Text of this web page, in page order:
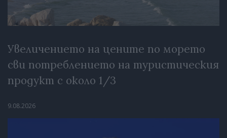
Увеличението на цените по морето
сви потреблението на туристическия
продукт с около 1/3
9.08.2026